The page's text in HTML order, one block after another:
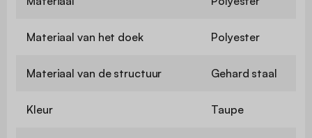
Materiaal van het doek Polyester
Materiaal van de structuur Gehard staal
Kleur Taupe